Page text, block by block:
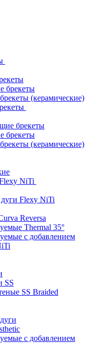
брекеты
(керамические)
брекеты
брекеты
(керамические)
NiTi
Flexy NiTi
Reversa
Thermal 35°
с добавлением
SS
SS Braided
с добавлением